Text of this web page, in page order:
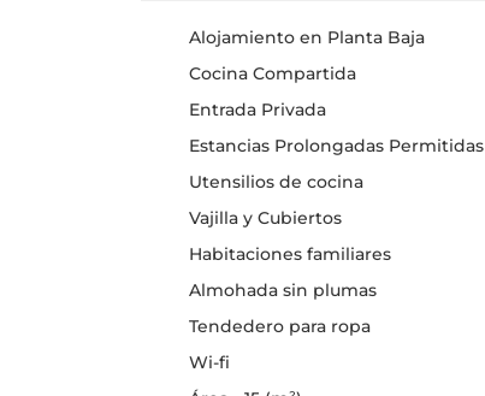
Alojamiento en Planta Baja
Cocina Compartida
Entrada Privada
Estancias Prolongadas Permitidas
Utensilios de cocina
Vajilla y Cubiertos
Habitaciones familiares
Almohada sin plumas
Tendedero para ropa
Wi-fi